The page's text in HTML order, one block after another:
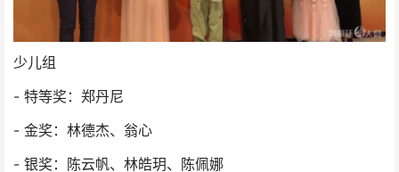
少儿组
- 特等奖：郑丹尼
- 金奖：林德杰、翁心
- 银奖：陈云帆、林皓玥、陈佩娜